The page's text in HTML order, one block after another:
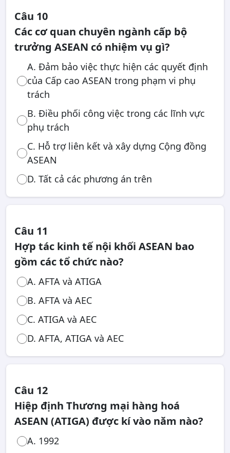
Câu 10
Các cơ quan chuyên ngành cấp bộ
trưởng ASEAN có nhiệm vụ gì?
A. Đảm bảo việc thực hiện các quyết định
của Cấp cao ASEAN trong phạm vi phụ
trách
B. Điều phối công việc trong các lĩnh vực
phụ trách
C. Hỗ trợ liên kết và xây dựng Cộng đồng
ASEAN
D. Tất cả các phương án trên
Câu 11
Hợp tác kinh tế nội khối ASEAN bao
gồm các tổ chức nào?
A. AFTA và ATIGA
B. AFTA và AEC
C. ATIGA và AEC
D. AFTA, ATIGA và AEC
Câu 12
Hiệp định Thương mại hàng hoá
ASEAN (ATIGA) được kí vào năm nào?
A. 1992